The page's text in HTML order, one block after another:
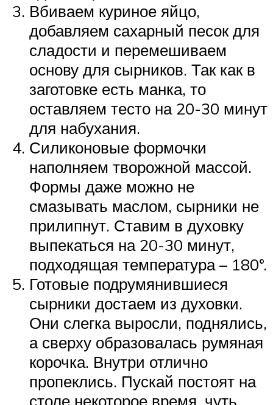
Вбиваем куриное яйцо,
добавляем сахарный песок для
сладости и перемешиваем
основу для сырников. Так как в
заготовке есть манка, то
оставляем тесто на 20-30 минут
для набухания.
Силиконовые формочки
наполняем творожной массой.
Формы даже можно не
смазывать маслом, сырники не
прилипнут. Ставим в духовку
выпекаться на 20-30 минут,
подходящая температура – 180°.
Готовые подрумянившиеся
сырники достаем из духовки.
Они слегка выросли, поднялись,
а сверху образовалась румяная
корочка. Внутри отлично
пропеклись. Пускай постоят на
столе некоторое время, чуть